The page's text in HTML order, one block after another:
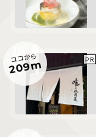
ココから
209m